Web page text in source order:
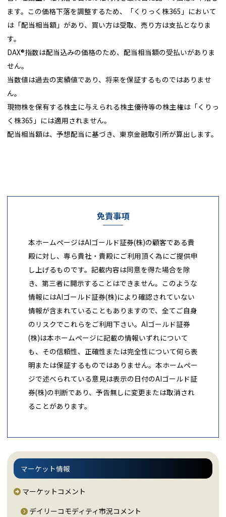
ます。この価格下落を調整するため、「くりっく株365」において
は「配当相当額」があり、買い方は受取、売り方は支払となりま
す。
DAX®指数は配当込みの価格のため、配当相当額の受払いがありま
せん。
当数値は過去の実績値であり、将来を保証するものではありませ
ん。
現物株を保有する株主に与えられる株主優待等の株主権は「くりっ
く株365」には適用されません。
配当相当額は、予想配当に基づき、東京金融取引所が算出します。
免責事項
本ホームページはAIゴールド証券(株)の顧客である貴
殿に対し、専ら貴社・貴殿にご利用頂く為にご提供申
し上げるものです。記載内容は同意を得た場合を除
き、第三者に開示することはできません。このような
情報にはAIゴールド証券(株)により確認されていない
情報が含まれていることもありますので、全てご自身
のリスクでこれらをご利用下さい。AIゴールド証券
(株)は本ホームページに記載の情報いずれについて
も、その信頼性、正確性または完全性について何ら表
明または保証するものではありません。本ホームペー
ジで述べられている意見は表示の日付のAIゴールド証
券(株)の判断であり、予告無しに変更または取消され
ることがあります。
マーケット情報
マーケットコメント
デイリーコモディティ市況コメント